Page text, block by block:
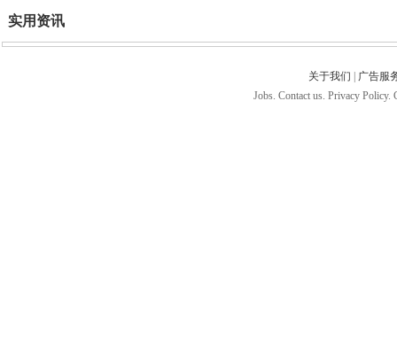
实用资讯
关于我们
广告服
Jobs. Contact us. Privacy